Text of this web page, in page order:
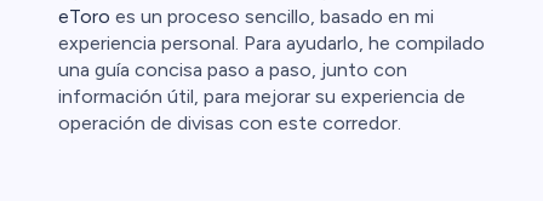
eToro es un proceso sencillo, basado en mi
experiencia personal. Para ayudarlo, he compilado
una guía concisa paso a paso, junto con
información útil, para mejorar su experiencia de
operación de divisas con este corredor.